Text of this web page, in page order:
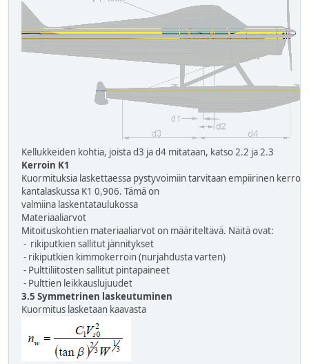
Kellukkeiden kohtia, joista d3 ja d4 mitataan, katso 2.2 ja 2.3
Kerroin K1
Kuormituksia laskettaessa pystyvoimiin tarvitaan empiirinen
kantalaskussa K1 0,906. Tämä on
valmiina laskentataulukossa
Materiaaliarvot
Mitoituskohtien materiaaliarvot on määriteltävä. Näitä ovat:
- rikiputkien sallitut jännitykset
- rikiputkien kimmokerroin (nurjahdusta varten)
- Pulttiliitosten sallitut pintapaineet
- Pulttien leikkauslujuudet
3.5 Symmetrinen laskeutuminen
Kuormitus lasketaan kaavasta